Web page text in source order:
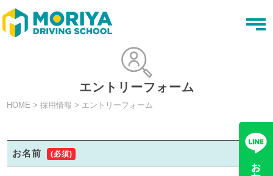
t
o
t
i
n
エントリーフォーム
HOME >採用情報 > エントリーフォーム
お名前 (必須)